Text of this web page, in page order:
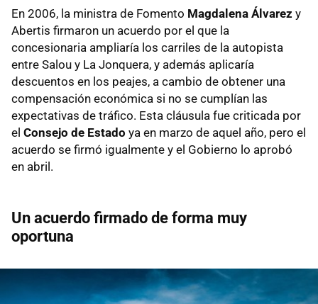
En 2006, la ministra de Fomento Magdalena Álvarez y
Abertis firmaron un acuerdo por el que la
concesionaria ampliaría los carriles de la autopista
entre Salou y La Jonquera, y además aplicaría
descuentos en los peajes, a cambio de obtener una
compensación económica si no se cumplían las
expectativas de tráfico. Esta cláusula fue criticada por
el Consejo de Estado ya en marzo de aquel año, pero el
acuerdo se firmó igualmente y el Gobierno lo aprobó
en abril.
Un acuerdo firmado de forma muy
oportuna